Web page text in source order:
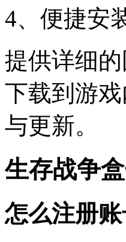
4、便捷安
提供详细
下载到游
与更新。
生存战争
怎么注册